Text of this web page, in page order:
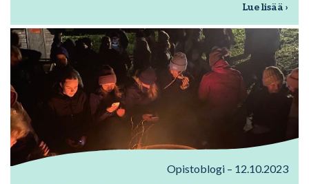
Lue lisää ›
Opistoblogi – 12.10.2023